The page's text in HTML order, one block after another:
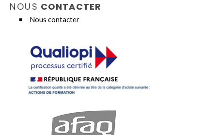
NOUS CONTACTER
Nous contacter